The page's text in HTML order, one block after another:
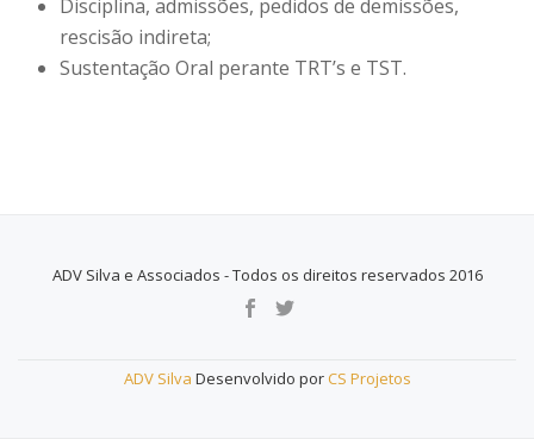
Disciplina, admissões, pedidos de demissões,
rescisão indireta;
Sustentação Oral perante TRT’s e TST.
ADV Silva e Associados - Todos os direitos reservados 2016
ADV Silva Desenvolvido porCS Projetos